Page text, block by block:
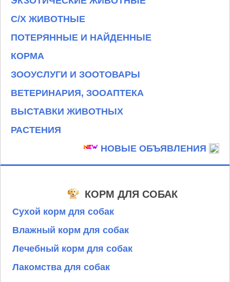
С/Х ЖИВОТНЫЕ
ПОТЕРЯННЫЕ И НАЙДЕННЫЕ
КОРМА
ЗООУСЛУГИ И ЗООТОВАРЫ
ВЕТЕРИНАРИЯ, ЗООАПТЕКА
ВЫСТАВКИ ЖИВОТНЫХ
РАСТЕНИЯ
НОВЫЕ ОБЪЯВЛЕНИЯ
КОРМ ДЛЯ СОБАК
Сухой корм для собак
Влажный корм для собак
Лечебный корм для собак
Лакомства для собак